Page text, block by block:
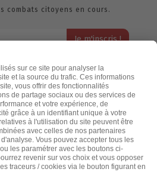
combats citoyens en cours.
notre politique de confidentialité,
cliquez ici.
Accueil
de confidentialité
Cookies